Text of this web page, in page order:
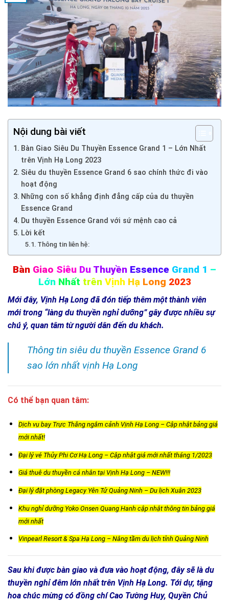
Nội dung bài viết
Bàn Giao Siêu Du Thuyền Essence Grand 1 – Lớn Nhất
trên Vịnh Hạ Long 2023
Siêu du thuyền Essence Grand 6 sao chính thức đi vào
hoạt động
Những con số khẳng định đẳng cấp của du thuyền
Essence Grand
Du thuyền Essence Grand với sứ mệnh cao cả
Lời kết
Thông tin liên hệ:
Bàn Giao Siêu Du Thuyền Essence Grand 1 –
Lớn Nhất trênVịnh Hạ Long 2023
Mới đây, Vịnh Hạ Long đã đón tiếp thêm một thành viên
mới trong “làng du thuyền nghỉ dưỡng” gây được nhiều sự
chú ý, quan tâm từ người dân đến du khách.
Thông tin siêu du thuyền Essence Grand 6
sao lớn nhất vịnh Hạ Long
Có thể bạn quan tâm:
Dịch vụ bay Trực Thăng ngắm cảnh Vịnh Hạ Long – Cập nhật bảng giá
mới nhất!
Đại lý vé Thủy Phi Cơ Hạ Long – Cập nhật giá mới nhất tháng 1/2023
Giá thuê du thuyền cá nhân tại Vịnh Hạ Long – NEW!!!
Đại lý đặt phòng Legacy Yên Tử Quảng Ninh – Du lịch Xuân 2023
Khu nghỉ dưỡng Yoko Onsen Quang Hanh cập nhật thông tin bảng giá
mới nhất
Vinpearl Resort & Spa Hạ Long – Nâng tầm du lịch tỉnh Quảng Ninh
Sau khi được bàn giao và đưa vào hoạt động, đây sẽ là du
thuyền nghỉ đêm lớn nhất trên Vịnh Hạ Long. Tới dự, tặng
hoa chúc mừng có đồng chí Cao Tường Huy, Quyền Chủ